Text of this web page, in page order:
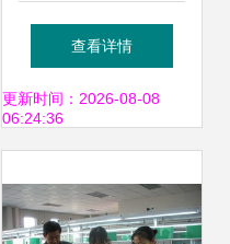
产品设计与技术开
发中的区别解析
查看详情
更新时间：2026-08-08
06:24:36